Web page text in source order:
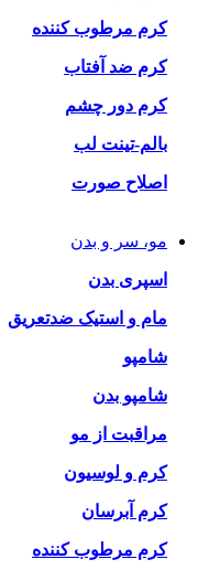
کرم مرطوب کننده
کرم ضد آفتاب
کرم دور چشم
بالم-تینت لب
اصلاح صورت
مو، سر و بدن
اسپری بدن
مام و استیک ضدتعریق
شامپو
شامپو بدن
مراقبت از مو
کرم و لوسیون
کرم آبرسان
کرم مرطوب کننده